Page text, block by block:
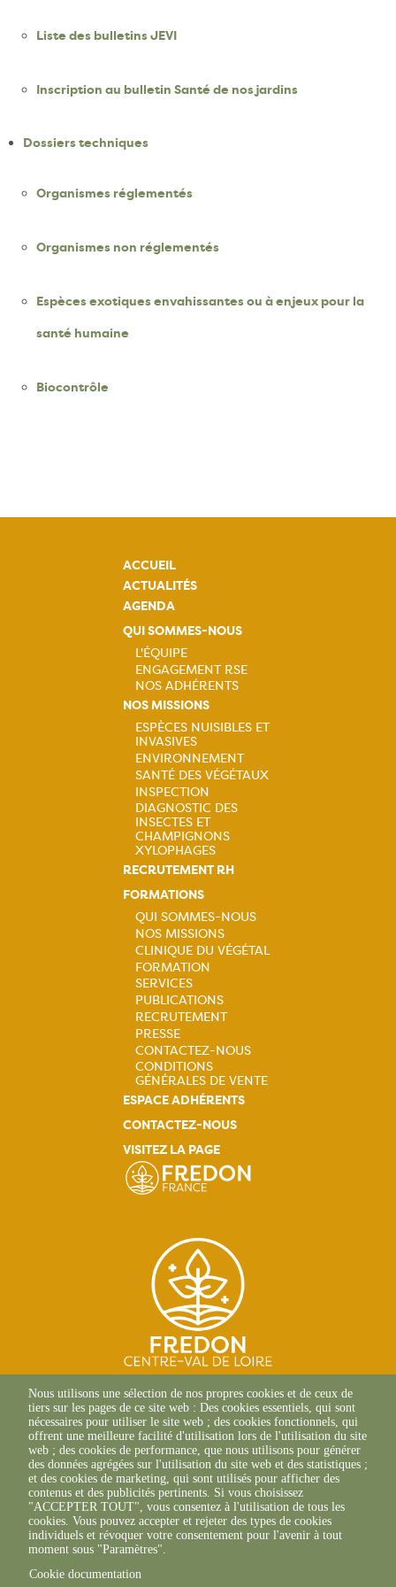
Liste des bulletins JEVI
Inscription au bulletin Santé de nos jardins
Dossiers techniques
Organismes réglementés
Organismes non réglementés
Espèces exotiques envahissantes ou à enjeux pour la
santé humaine
Biocontrôle
ACCUEIL
ACTUALITÉS
AGENDA
QUI SOMMES-NOUS
Navigation
principale
L'ÉQUIPE
ENGAGEMENT RSE
NOS ADHÉRENTS
NOS MISSIONS
Navigation
principale
ESPÈCES NUISIBLES ET
INVASIVES
ENVIRONNEMENT
SANTÉ DES VÉGÉTAUX
INSPECTION
DIAGNOSTIC DES
INSECTES ET
CHAMPIGNONS
XYLOPHAGES
RECRUTEMENT RH
FORMATIONS
Navigation
principale
QUI SOMMES-NOUS
NOS MISSIONS
CLINIQUE DU VÉGÉTAL
FORMATION
SERVICES
PUBLICATIONS
RECRUTEMENT
PRESSE
CONTACTEZ-NOUS
CONDITIONS
GÉNÉRALES DE VENTE
ESPACE ADHÉRENTS
CONTACTEZ-NOUS
VISITEZ LA PAGE
SITE D'ORLÉANS
13 Av. des Droits de
l'Homme
45000 Orléans
02 38 42 13 88 (Composer le
canal 1)
SITE DE CHAMBRAY-LÈS-
TOURS
9 ter Rue Augustin Fresnel
37170 Chambray-Les-Tours
Nous utilisons une sélection de nos propres cookies et de ceux de
tiers sur les pages de ce site web : Des cookies essentiels, qui sont
nécessaires pour utiliser le site web ; des cookies fonctionnels, qui
offrent une meilleure facilité d'utilisation lors de l'utilisation du site
web ; des cookies de performance, que nous utilisons pour générer
des données agrégées sur l'utilisation du site web et des statistiques ;
et des cookies de marketing, qui sont utilisés pour afficher des
contenus et des publicités pertinents. Si vous choisissez
"ACCEPTER TOUT", vous consentez à l'utilisation de tous les
cookies. Vous pouvez accepter et rejeter des types de cookies
individuels et révoquer votre consentement pour l'avenir à tout
moment sous "Paramètres".
Cookie documentation